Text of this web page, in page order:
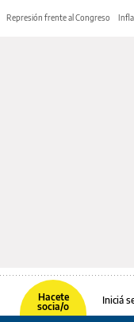
Represión frente al Congreso
Hacete
socia/o
Iniciá